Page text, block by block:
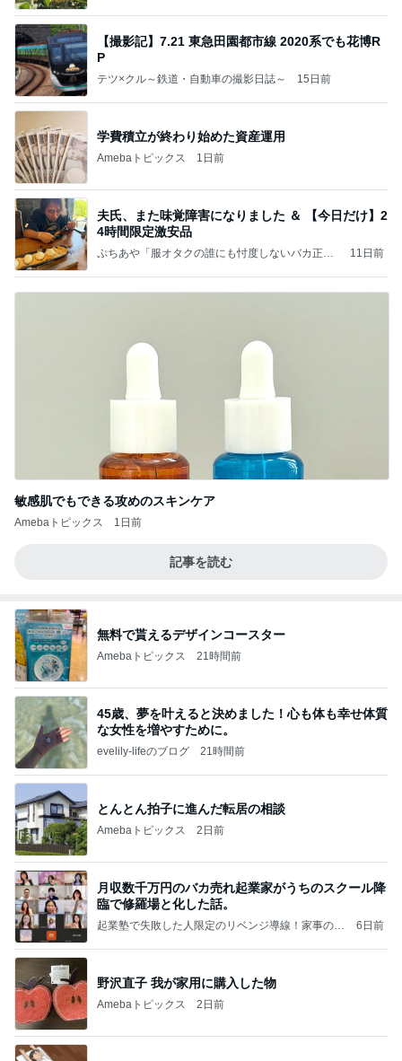
【撮影記】7.21 東急田園都市線 2020系でも花博R
P
テツ×クル～鉄道・自動車の撮影日誌～ 15日前
学費積立が終わり始めた資産運用
Amebaトピックス 1日前
夫氏、また味覚障害になりました ＆ 【今日だけ】2
4時間限定激安品
ぷちあや「服オタクの誰にも忖度しないバカ正直
11日前
敏感肌でもできる攻めのスキンケア
Amebaトピックス 1日前
記事を読む
無料で貰えるデザインコースター
Amebaトピックス 21時間前
45歳、夢を叶えると決めました！心も体も幸せ体質
な女性を増やすために。
evelily-lifeのブログ 21時間前
とんとん拍子に進んだ転居の相談
Amebaトピックス 2日前
月収数千万円のバカ売れ起業家がうちのスクール降
臨で修羅場と化した話。
起業塾で失敗した人限定のリベンジ導線！家事のス
速収益化コンサルタント/神田さやか
6日前
野沢直子 我が家用に購入した物
Amebaトピックス 2日前